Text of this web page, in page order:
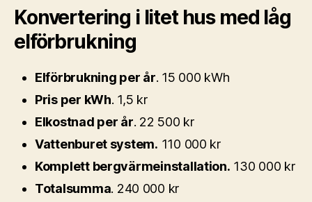
Konvertering i litet hus med låg
elförbrukning
Elförbrukning per år. 15 000 kWh
Pris per kWh. 1,5 kr
Elkostnad per år. 22 500 kr
Vattenburet system. 110 000 kr
Komplett bergvärmeinstallation. 130 000 kr
Totalsumma. 240 000 kr